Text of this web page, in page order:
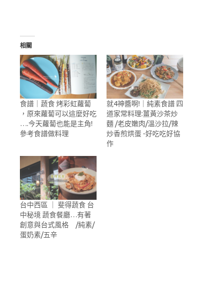
相關
食譜｜蔬食 烤彩虹蘿蔔
，原來蘿蔔可以這麼好吃
….今天蘿蔔也能是主角!
參考食譜做料理
就4神醬啊!｜純素食譜 四
道家常料理:薑黃沙茶炒
麵 /老皮嫩肉/溫沙拉/辣
炒香煎烘蛋 -好吃吃好協
作
台中西區 ｜ 斐得蔬食 台
中秘境 蔬食餐廳…有著
創意與台式風格 /純素/
蛋奶素/五辛